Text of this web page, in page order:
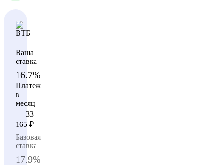
Ваша
ставка
16.7%
Платеж
в
месяц
33
165 ₽
Базовая
ставка
17.9%